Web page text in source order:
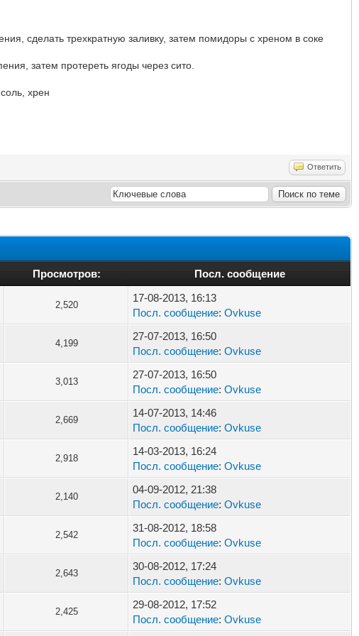
сделать трехкратную заливку, затем помидоры с хреном в соке
затем протереть ягоды через сито.
хрен
Ответить
Просмотров: Посл. сообщение
2,520
17-08-2013, 16:13
Посл. сообщение: Ovkuse
4,199
27-07-2013, 16:50
Посл. сообщение: Ovkuse
3,013
27-07-2013, 16:50
Посл. сообщение: Ovkuse
2,669
14-07-2013, 14:46
Посл. сообщение: Ovkuse
2,918
14-03-2013, 16:24
Посл. сообщение: Ovkuse
2,140
04-09-2012, 21:38
Посл. сообщение: Ovkuse
2,542
31-08-2012, 18:58
Посл. сообщение: Ovkuse
2,643
30-08-2012, 17:24
Посл. сообщение: Ovkuse
2,425
29-08-2012, 17:52
Посл. сообщение: Ovkuse